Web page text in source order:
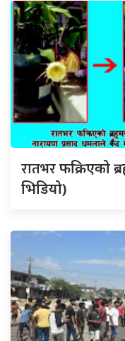
रातभरफक्रिएको
भिडियो)